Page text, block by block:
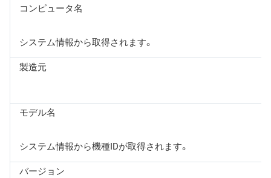
コンピュータ名
システム情報から取得されます。
製造元
モデル名
システム情報から機種IDが取得されます。
バージョン